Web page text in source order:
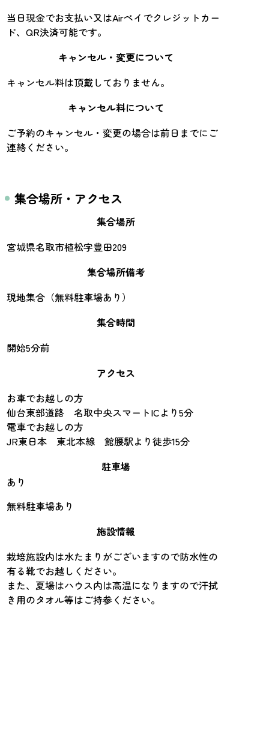
当日現金でお支払い又はAirペイでクレジットカー
ド、QR決済可能です。
キャンセル・変更について
キャンセル料は頂戴しておりません。
キャンセル料について
ご予約のキャンセル・変更の場合は前日までにご
連絡ください。
集合場所・アクセス
集合場所
宮城県名取市植松字豊田209
集合場所備考
現地集合（無料駐車場あり）
集合時間
開始5分前
アクセス
お車でお越しの方
仙台東部道路 名取中央スマートICより5分
電車でお越しの方
JR東日本 東北本線 館腰駅より徒歩15分
駐車場
あり
無料駐車場あり
施設情報
栽培施設内は水たまりがございますので防水性の
有る靴でお越しください。
また、夏場はハウス内は高温になりますので汗拭
き用のタオル等はご持参ください。